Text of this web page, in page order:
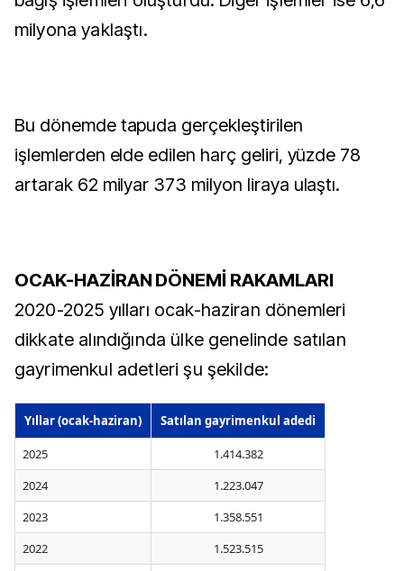
milyona yaklaştı.
Bu dönemde tapuda gerçekleştirilen
işlemlerden elde edilen harç geliri, yüzde 78
artarak 62 milyar 373 milyon liraya ulaştı.
OCAK-HAZİRAN DÖNEMİ RAKAMLARI
2020-2025 yılları ocak-haziran dönemleri
dikkate alındığında ülke genelinde satılan
gayrimenkul adetleri şu şekilde:
Yıllar (ocak-haziran) Satılan gayrimenkul adedi
2025
1.414.382
2024
1.223.047
2023
1.358.551
2022
1.523.515